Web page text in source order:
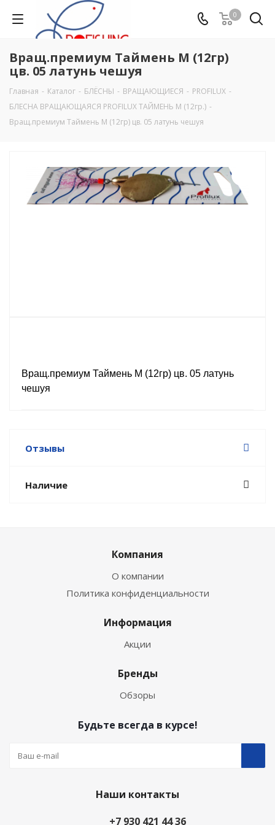
0
Вращ.премиум Таймень М (12гр)
цв. 05 латунь чешуя
Главная - Каталог - БЛЁСНЫ - ВРАЩАЮЩИЕСЯ - PROFILUX -
БЛЕСНА ВРАЩАЮЩАЯСЯ PROFILUX ТАЙМЕНЬ М (12гр.) -
Вращ.премиум Таймень М (12гр) цв. 05 латунь чешуя
Вращ.премиум Таймень М (12гр) цв. 05 латунь
чешуя
Отзывы
Наличие
Компания
О компании
Политика конфиденциальности
Информация
Акции
Бренды
Обзоры
Будьте всегда в курсе!
Наши контакты
+7 930 421 44 36